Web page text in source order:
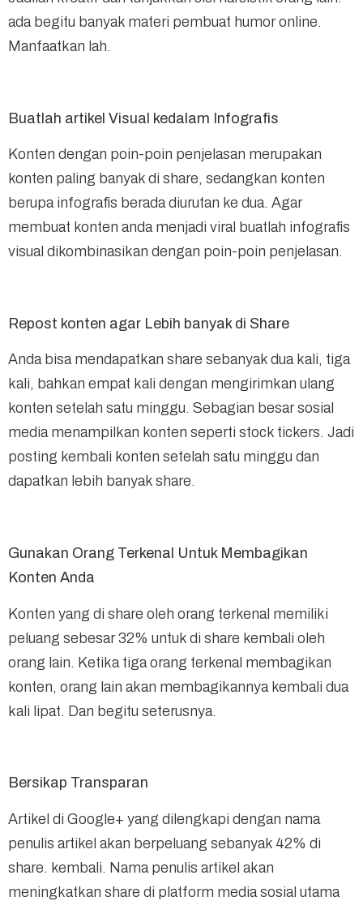
ada begitu banyak materi pembuat humor online.
Manfaatkan lah.
Buatlah artikel Visual kedalam Infografis
Konten dengan poin-poin penjelasan merupakan
konten paling banyak di share, sedangkan konten
berupa infografis berada diurutan ke dua. Agar
membuat konten anda menjadi viral buatlah infografis
visual dikombinasikan dengan poin-poin penjelasan.
Repost konten agar Lebih banyak di Share
Anda bisa mendapatkan share sebanyak dua kali, tiga
kali, bahkan empat kali dengan mengirimkan ulang
konten setelah satu minggu. Sebagian besar sosial
media menampilkan konten seperti stock tickers. Jadi
posting kembali konten setelah satu minggu dan
dapatkan lebih banyak share.
Gunakan Orang Terkenal Untuk Membagikan
Konten Anda
Konten yang di share oleh orang terkenal memiliki
peluang sebesar 32% untuk di share kembali oleh
orang lain. Ketika tiga orang terkenal membagikan
konten, orang lain akan membagikannya kembali dua
kali lipat. Dan begitu seterusnya.
Bersikap Transparan
Artikel di Google+ yang dilengkapi dengan nama
penulis artikel akan berpeluang sebanyak 42% di
share. kembali. Nama penulis artikel akan
meningkatkan share di platform media sosial utama